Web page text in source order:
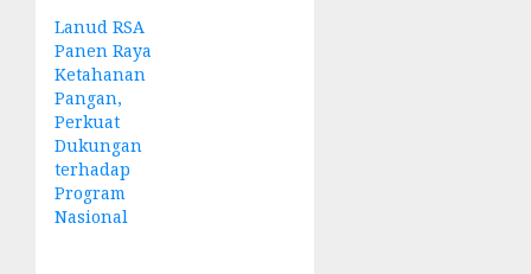
Lanud RSA
Panen Raya
Ketahanan
Pangan,
Perkuat
Dukungan
terhadap
Program
Nasional